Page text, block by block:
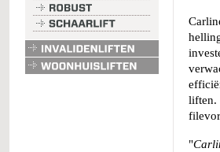
liften.
"